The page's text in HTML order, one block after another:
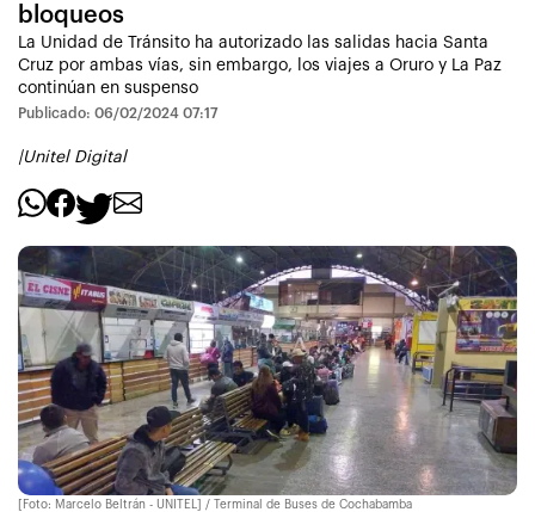
bloqueos
La Unidad de Tránsito ha autorizado las salidas hacia Santa
Cruz por ambas vías, sin embargo, los viajes a Oruro y La Paz
continúan en suspenso
Publicado: 06/02/2024 07:17
|Unitel Digital
[Foto: Marcelo Beltrán - UNITEL] / Terminal de Buses de Cochabamba